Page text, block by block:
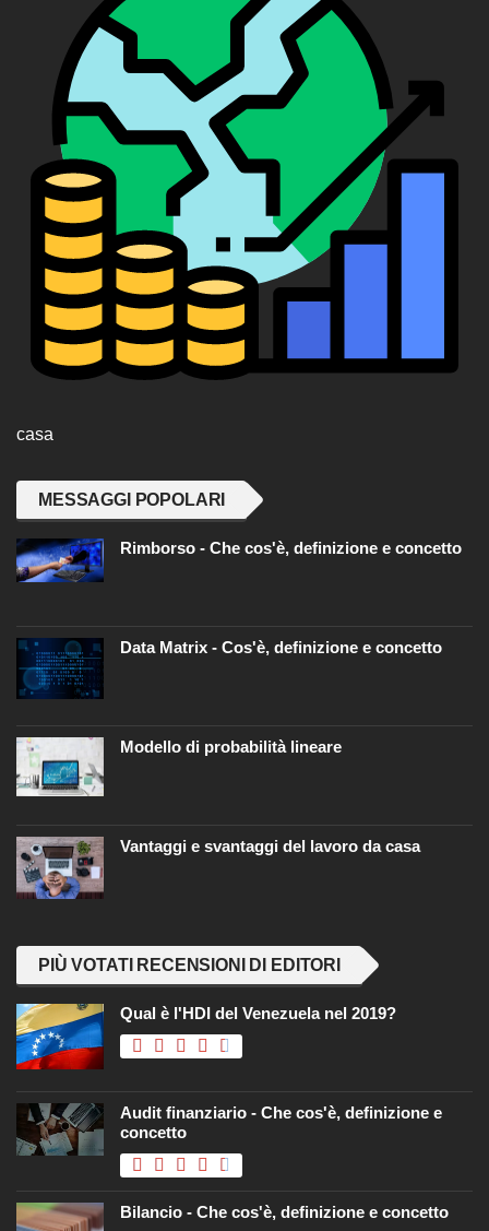
casa
MESSAGGI POPOLARI
Rimborso - Che cos'è, definizione e concetto
Data Matrix - Cos'è, definizione e concetto
Modello di probabilità lineare
Vantaggi e svantaggi del lavoro da casa
PIÙ VOTATI RECENSIONI DI EDITORI
Qual è l'HDI del Venezuela nel 2019?
Audit finanziario - Che cos'è, definizione e
concetto
Bilancio - Che cos'è, definizione e concetto